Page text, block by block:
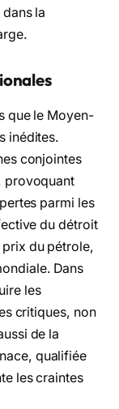
la
que le Moyen-
inédites.
conjointes
provoquant
parmi les
du détroit
prix du pétrole,
Dans
les
critiques, non
de la
qualifiée
les craintes